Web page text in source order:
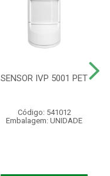
SENSOR IVP 5001 PET
Código: 541012
Embalagem: UNIDADE